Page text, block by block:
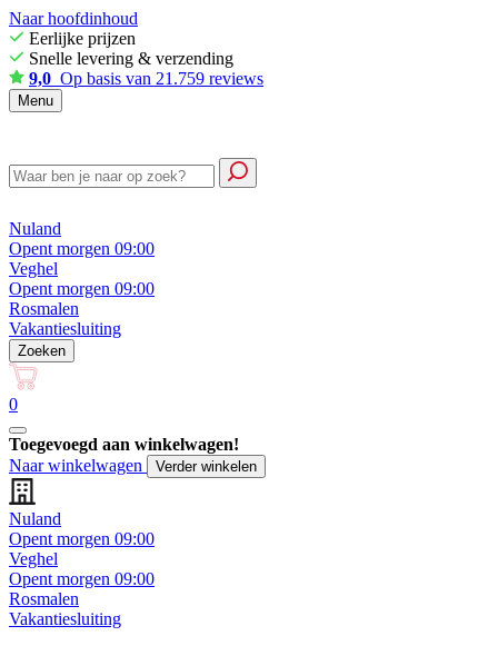
Naar hoofdinhoud
Eerlijke prijzen
Snelle levering & verzending
9,0 Op basis van 21.759 reviews
Menu
Nuland
Opent morgen 09:00
Veghel
Opent morgen 09:00
Rosmalen
Vakantiesluiting
Zoeken
0
Toegevoegd aan winkelwagen!
Naar winkelwagen
Verder winkelen
Nuland
Opent morgen 09:00
Veghel
Opent morgen 09:00
Rosmalen
Vakantiesluiting